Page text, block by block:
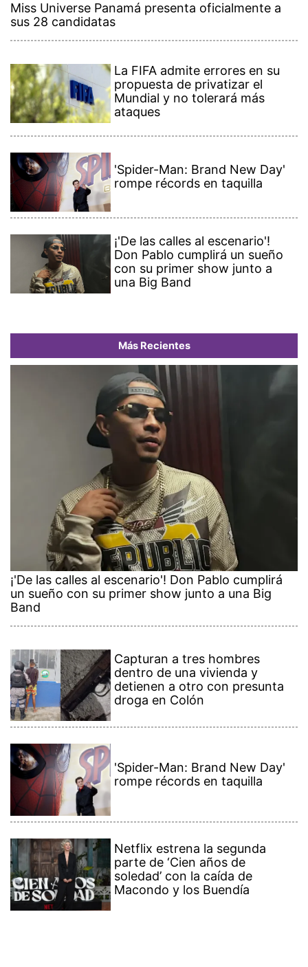
Miss Universe Panamá presenta oficialmente a
sus 28 candidatas
La FIFA admite errores en su
propuesta de privatizar el
Mundial y no tolerará más
ataques
'Spider-Man: Brand New Day'
rompe récords en taquilla
¡'De las calles al escenario'!
Don Pablo cumplirá un sueño
con su primer show junto a
una Big Band
Más Recientes
¡'De las calles al escenario'! Don Pablo cumplirá
un sueño con su primer show junto a una Big
Band
Capturan a tres hombres
dentro de una vivienda y
detienen a otro con presunta
droga en Colón
'Spider-Man: Brand New Day'
rompe récords en taquilla
Netflix estrena la segunda
parte de ‘Cien años de
soledad’ con la caída de
Macondo y los Buendía